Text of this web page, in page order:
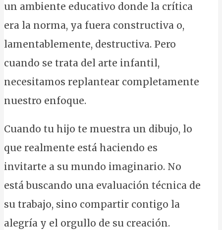
un ambiente educativo donde la crítica
era la norma, ya fuera constructiva o,
lamentablemente, destructiva. Pero
cuando se trata del arte infantil,
necesitamos replantear completamente
nuestro enfoque.
Cuando tu hijo te muestra un dibujo, lo
que realmente está haciendo es
invitarte a su mundo imaginario. No
está buscando una evaluación técnica de
su trabajo, sino compartir contigo la
alegría y el orgullo de su creación.